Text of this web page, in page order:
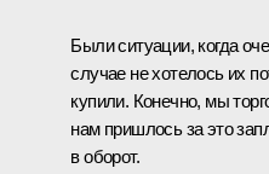
Были ситуации, когда
случае не хотелось их
купили. Конечно, мы
нам пришлось за это
в оборот.